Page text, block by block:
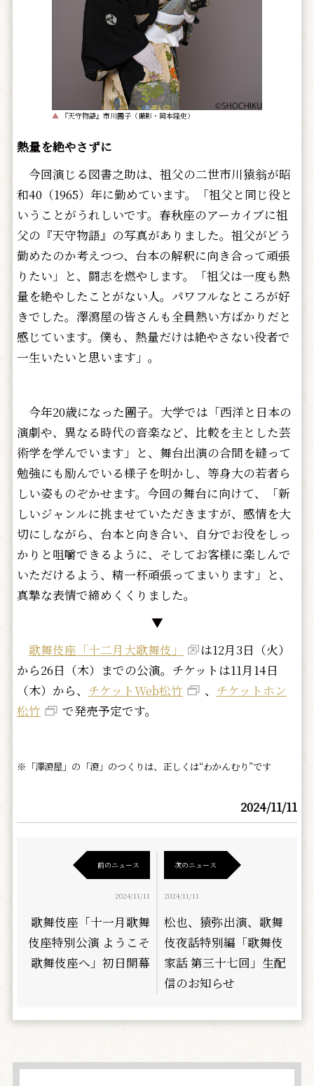
▲ 『天守物語』市川團子（撮影・岡本隆史）
熱量を絶やさずに
今回演じる図書之助は、祖父の二世市川猿翁が昭
和40（1965）年に勤めています。「祖父と同じ役と
いうことがうれしいです。春秋座のアーカイブに祖
父の『天守物語』の写真がありました。祖父がどう
勤めたのか考えつつ、台本の解釈に向き合って頑張
りたい」と、闘志を燃やします。「祖父は一度も熱
量を絶やしたことがない人。パワフルなところが好
きでした。澤瀉屋の皆さんも全員熱い方ばかりだと
感じています。僕も、熱量だけは絶やさない役者で
一生いたいと思います」。
今年20歳になった團子。大学では「西洋と日本の
演劇や、異なる時代の音楽など、比較を主とした芸
術学を学んでいます」と、舞台出演の合間を縫って
勉強にも励んでいる様子を明かし、等身大の若者ら
しい姿ものぞかせます。今回の舞台に向けて、「新
しいジャンルに挑ませていただきますが、感情を大
切にしながら、台本と向き合い、自分でお役をしっ
かりと咀嚼できるように、そしてお客様に楽しんで
いただけるよう、精一杯頑張ってまいります」と、
真摯な表情で締めくくりました。
▼
歌舞伎座「十二月大歌舞伎」
は12月3日（火）
から26日（木）までの公演。チケットは11月14日
（木）から、 チケットWeb松竹 、 チケットホン
松竹
で発売予定です。
※「澤瀉屋」の「瀉」のつくりは、正しくは“わかんむり”です
2024/11/11
前のニュース
2024/11/11
歌舞伎座「十一月歌舞
伎座特別公演 ようこそ
歌舞伎座へ」初日開幕
次のニュース
2024/11/11
松也、猿弥出演、歌舞
伎夜話特別編「歌舞伎
家話 第三十七回」生配
信のお知らせ